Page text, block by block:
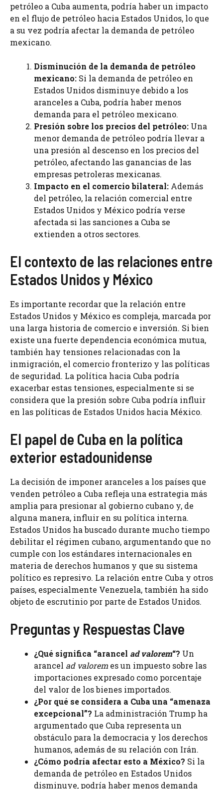
petróleo a Cuba aumenta, podría haber un impacto
en el flujo de petróleo hacia Estados Unidos, lo que
a su vez podría afectar la demanda de petróleo
mexicano.
Disminución de la demanda de petróleo
mexicano: Si la demanda de petróleo en
Estados Unidos disminuye debido a los
aranceles a Cuba, podría haber menos
demanda para el petróleo mexicano.
Presión sobre los precios del petróleo: Una
menor demanda de petróleo podría llevar a
una presión al descenso en los precios del
petróleo, afectando las ganancias de las
empresas petroleras mexicanas.
Impacto en el comercio bilateral: Además
del petróleo, la relación comercial entre
Estados Unidos y México podría verse
afectada si las sanciones a Cuba se
extienden a otros sectores.
El contexto de las relaciones entre
Estados Unidos y México
Es importante recordar que la relación entre
Estados Unidos y México es compleja, marcada por
una larga historia de comercio e inversión. Si bien
existe una fuerte dependencia económica mutua,
también hay tensiones relacionadas con la
inmigración, el comercio fronterizo y las políticas
de seguridad. La política hacia Cuba podría
exacerbar estas tensiones, especialmente si se
considera que la presión sobre Cuba podría influir
en las políticas de Estados Unidos hacia México.
El papel de Cuba en la política
exterior estadounidense
La decisión de imponer aranceles a los países que
venden petróleo a Cuba refleja una estrategia más
amplia para presionar al gobierno cubano y, de
alguna manera, influir en su política interna.
Estados Unidos ha buscado durante mucho tiempo
debilitar el régimen cubano, argumentando que no
cumple con los estándares internacionales en
materia de derechos humanos y que su sistema
político es represivo. La relación entre Cuba y otros
países, especialmente Venezuela, también ha sido
objeto de escrutinio por parte de Estados Unidos.
Preguntas y Respuestas Clave
¿Qué significa “arancel ad valorem“? Un
arancel ad valorem es un impuesto sobre las
importaciones expresado como porcentaje
del valor de los bienes importados.
¿Por qué se considera a Cuba una “amenaza
excepcional”? La administración Trump ha
argumentado que Cuba representa un
obstáculo para la democracia y los derechos
humanos, además de su relación con Irán.
¿Cómo podría afectar esto a México? Si la
demanda de petróleo en Estados Unidos
disminuye, podría haber menos demanda